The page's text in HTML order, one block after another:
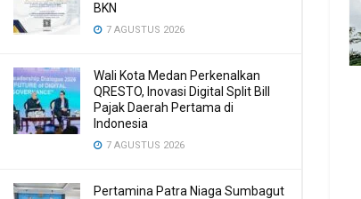
BKN
7 AGUSTUS 2026
Wali Kota Medan Perkenalkan
QRESTO, Inovasi Digital Split Bill
Pajak Daerah Pertama di
Indonesia
7 AGUSTUS 2026
Pertamina Patra Niaga Sumbagut